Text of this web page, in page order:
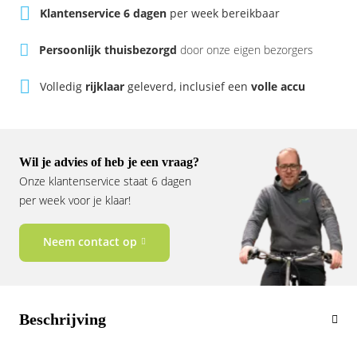
Klantenservice 6 dagen per week bereikbaar
Persoonlijk thuisbezorgd door onze eigen bezorgers
Volledig rijklaar geleverd, inclusief een volle accu
Wil je advies of heb je een vraag?
Onze klantenservice staat 6 dagen
per week voor je klaar!
Neem contact op
Beschrijving